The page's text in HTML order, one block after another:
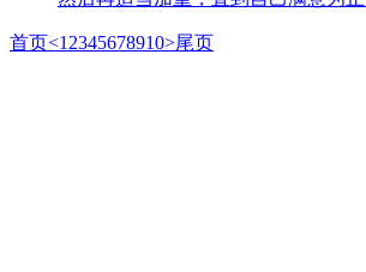
首页<1 2345678910>尾页